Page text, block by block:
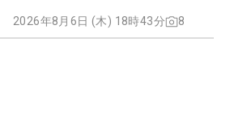
2026年8月6日 (木) 18時43分 8